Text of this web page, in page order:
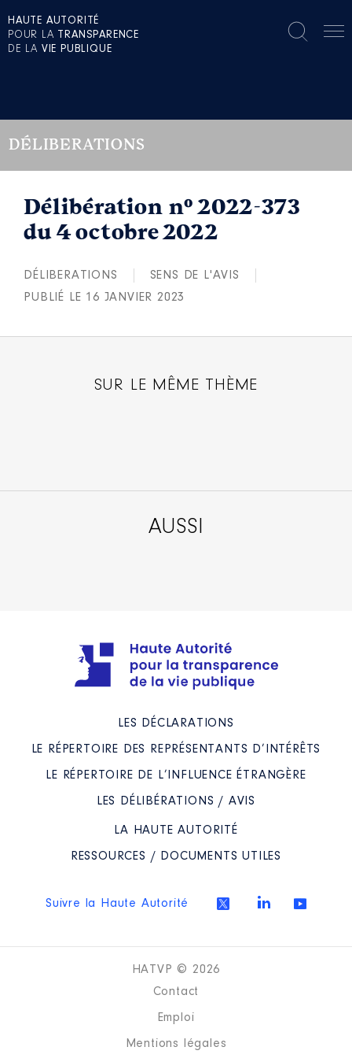
HAUTE AUTORITÉ
POUR LA TRANSPARENCE
DE LA VIE PUBLIQUE
DÉLIBERATIONS
Délibération n° 2022-373
du 4 octobre 2022
DÉLIBERATIONS
SENS DE L'AVIS
PUBLIÉ LE 16 JANVIER 2023
SUR LE MÊME THÈME
AUSSI
LES DÉCLARATIONS
LE RÉPERTOIRE DES REPRÉSENTANTS D’INTÉRÊTS
LE RÉPERTOIRE DE L’INFLUENCE ÉTRANGÈRE
LES DÉLIBÉRATIONS / AVIS
LA HAUTE AUTORITÉ
RESSOURCES / DOCUMENTS UTILES
Suivre la Haute Autorité
HATVP © 2026
Contact
Emploi
Mentions légales